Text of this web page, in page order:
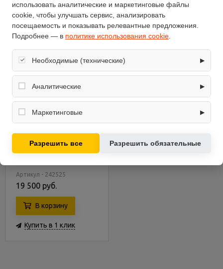
Каркасный батут Sportex
Артикул - 242525
19 500 руб.
В корзину
Купить в 1 клик
использовать аналитические и маркетинговые файлы
cookie, чтобы улучшать сервис, анализировать
посещаемость и показывать релевантные предложения.
Подробнее — в политике использования cookie
Необходимые (технические) ▶
Обеспечивают корректную работу сайта: оформление
заказа, корзина, вход в личный кабинет. Без них основные
Аналитические ▶
Собирают обезличенную информацию о посещениях и
использовании сайта (например, счётчики аналитики),
Маркетинговые ▶
предложений на основе ваших интересов.
Разрешить все Разрешить обязательные